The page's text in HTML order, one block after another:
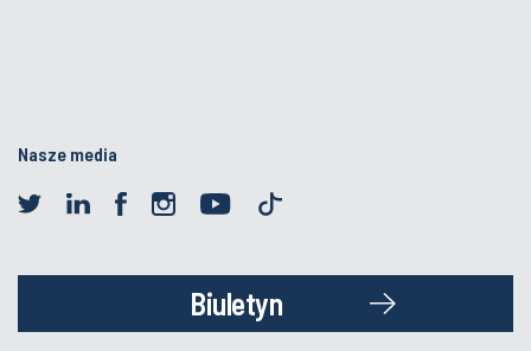
Nasze media
Biuletyn